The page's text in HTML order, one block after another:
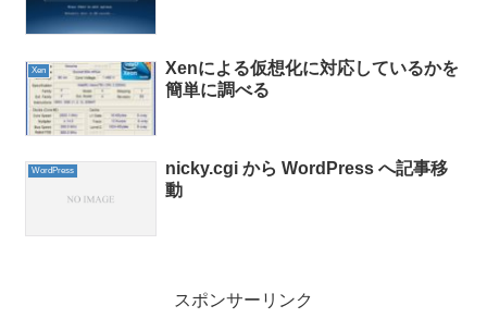
Xen
Xenによる仮想化に対応しているかを
簡単に調べる
WordPress
nicky.cgi から WordPress へ記事移
動
スポンサーリンク